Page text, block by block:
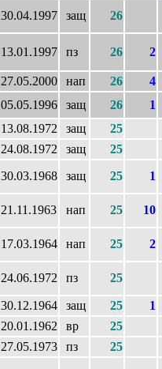
30.04.1997 защ 26
13.01.1997 пз 26 2
27.05.2000 нап 26 4
05.05.1996 защ 26
1
13.08.1972 защ 25
24.08.1972 защ 25
30.03.1968 защ 25 1
21.11.1963 нап 25 10
17.03.1964 нап 25 2
24.06.1972 пз 25
30.12.1964 защ 25 1
20.01.1962 вр 25
27.05.1973 пз 25